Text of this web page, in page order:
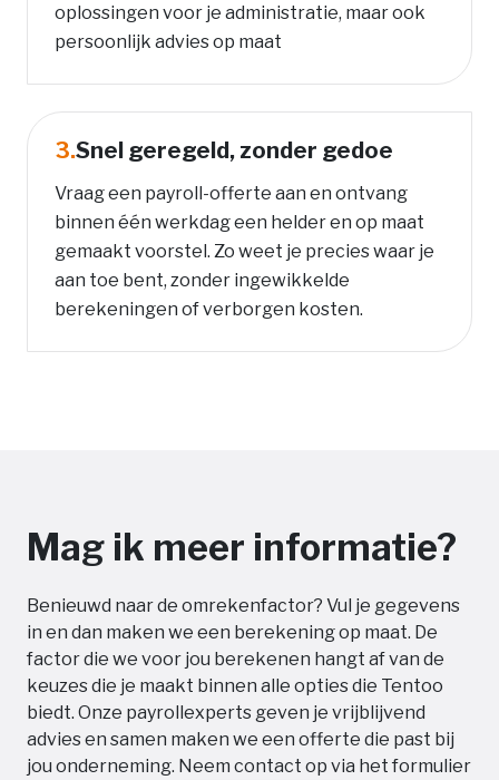
oplossingen voor je administratie, maar ook
persoonlijk advies op maat
3.Snel geregeld, zonder gedoe
Vraag een payroll-offerte aan en ontvang
binnen één werkdag een helder en op maat
gemaakt voorstel. Zo weet je precies waar je
aan toe bent, zonder ingewikkelde
berekeningen of verborgen kosten.
Mag ik meer informatie?
Benieuwd naar de omrekenfactor? Vul je gegevens
in en dan maken we een berekening op maat. De
factor die we voor jou berekenen hangt af van de
keuzes die je maakt binnen alle opties die Tentoo
biedt. Onze payrollexperts geven je vrijblijvend
advies en samen maken we een offerte die past bij
jou onderneming. Neem contact op via het formulier